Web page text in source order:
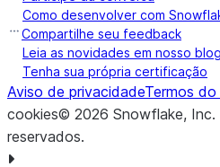
Como desenvolver com
Compartilhe seu feedback
Leia as novidades em nosso blog
Tenha sua própria certificação
Aviso de privacidadeTermos
cookies© 2026 Snowflake, Inc.
reservados.